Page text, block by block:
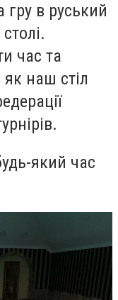
гру в руський
час та
як наш стіл
який час